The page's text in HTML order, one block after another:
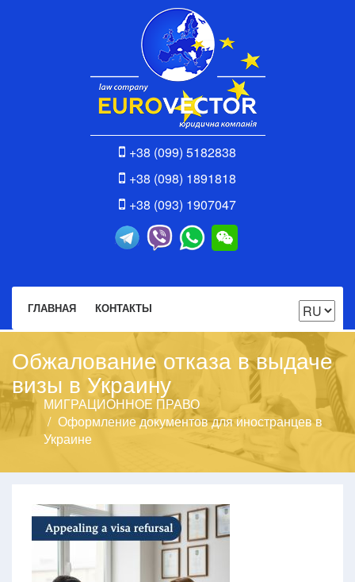
+38 (099) 5182838
+38 (098) 1891818
+38 (093) 1907047
ГЛАВНАЯ КОНТАКТЫ
Обжалование отказа в выдаче
визы в Украину
МИГРАЦИОННОЕ ПРАВО
Оформление документов для иностранцев в
Украине